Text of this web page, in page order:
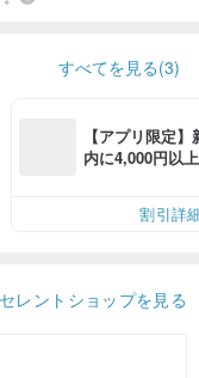
すべてを見る(3)
【アプリ限定
内に4,000円以
割引詳
レントショップを見る